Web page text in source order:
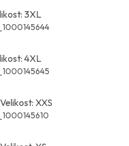
3XL
4XL
XXS